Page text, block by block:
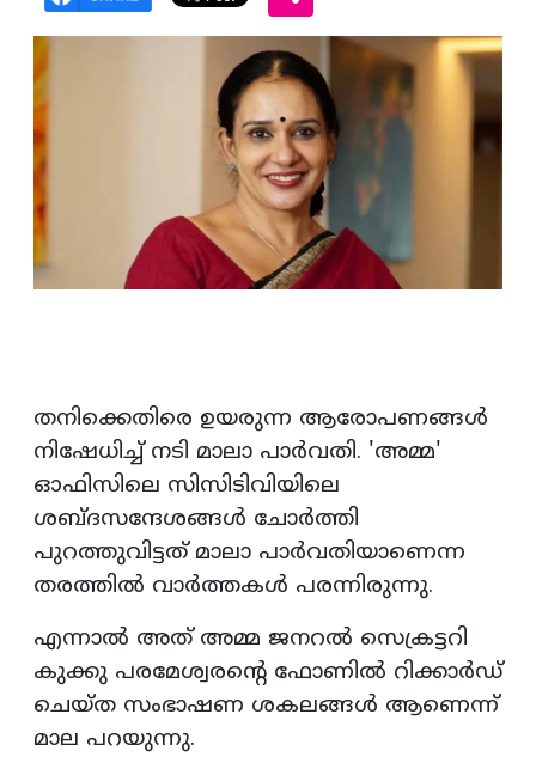
തനിക്കെതിരെ ഉയരുന്ന ആരോപണങ്ങള്‍
നിഷേധിച്ച് നടി മാലാ പാര്‍വതി. 'അമ്മ'
ഓഫിസിലെ സിസിടിവിയിലെ
ശബ്ദസന്ദേശങ്ങള്‍ ചോര്‍ത്തി
പുറത്തുവിട്ടത് മാലാ പാര്‍വതിയാണെന്ന
തരത്തില്‍ വാര്‍ത്തകള്‍ പരന്നിരുന്നു.
എന്നാല്‍ അത് അമ്മ ജനറല്‍ സെക്രട്ടറി
കുക്കു പരമേശ്വരന്റെ ഫോണില്‍ റിക്കാര്‍ഡ്
ചെയ്ത സംഭാഷണ ശകലങ്ങള്‍ ആണെന്ന്
മാല പറയുന്നു.